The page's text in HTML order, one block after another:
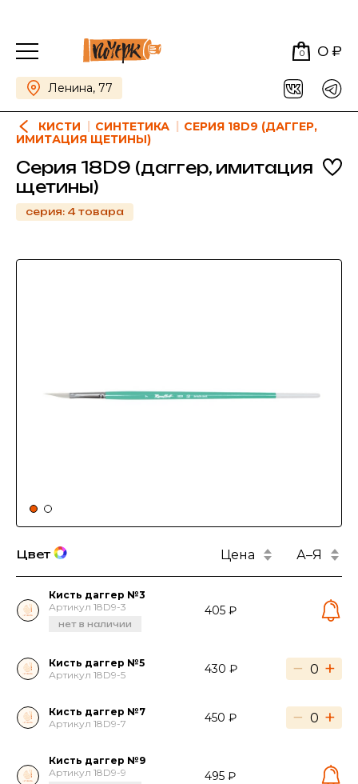
0 0 ₽
Ленина, 77
КИСТИ СИНТЕТИКА
СЕРИЯ 18D9 (ДАГГЕР,
ИМИТАЦИЯ ЩЕТИНЫ)
Серия 18D9 (даггер, имитация
щетины)
серия: 4 товара
Цвет Цена А–Я
Кисть даггер №3
Артикул 18D9-3
нет в наличии
405 ₽
Кисть даггер №5
Артикул 18D9-5
430 ₽ − +
Кисть даггер №7
Артикул 18D9-7
450 ₽ − +
Кисть даггер №9
Артикул 18D9-9
495 ₽